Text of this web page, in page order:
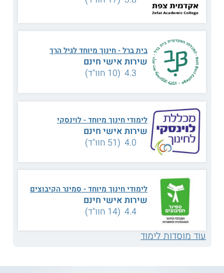
המיומנויות הנדרשות לטפל ולחנך ילדים אשר נמצאים על הרצף
האוטיסטי, לשם כך הם לומדים על תקשורת חלופית תומכת ועל
טכנולוגיות סיוע. כמו כן, הם לומדים על שילוב של אמצעים שונים,
עם צרכים מיוחדים.
תכנית הלימודים היא רב ממדית הכוללת התייחסות לשלל
ההיבטים שהתלמידים מתמודדים איתם, כמו היבטים חברתיים,
רגשיים, לימודיים והתנהגותיים. הסטודנטים לומדים על קשיי
התקשרות בשפה הדבורה ועל דרכים לאיתור תלמידים הנמצאים
במקומות השונים עלהספקטרום האוטיסטי. כמו כן, הם רוכשים
הלקויות על המערך המשפחתי של הילדים.
מתכונת הלימוד
משךלימודי החינוך
לימודי חינוך מיוחד, לימודי תעודת הוראה של החינוך המיוחד,
לימודי התמחות באוטיזם והכשרה מעשית.
נושאי לימוד
הליכי הערכה
פונקציונאלית
סוציולוגיה של החינוך
דידקטיקה של החינוך
בית ברל - חינוך מיוחד לגיל הרך
שירות אישי חינם
4.3 (10 חוו"ד)
לימודי חינוך מיוחד - לוינסקי
שירות אישי חינם
4.0 (51 חוו"ד)
לימודי חינוך מיוחד - סמינר הקיבוצים
שירות אישי חינם
4.4 (14 חוו"ד)
עוד מוסדות לימוד